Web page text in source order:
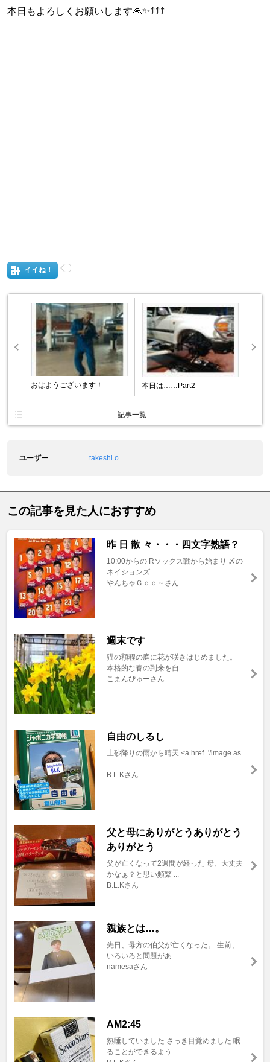
本日もよろしくお願いします🙏✨⤴⤴⤴
イイね！
おはようございます！ 本日は……Part2
記事一覧
ユーザー takeshi.o
この記事を見た人におすすめ
昨 日 散 々・・・四文字熟語？
10:00からの Rソックス戦から始まり 〆の
ネイションズ ...
やんちゃＧｅｅ～さん
週末です
猫の額程の庭に花が咲きはじめました。
本格的な春の到来を自 ...
こまんぴゅーさん
自由のしるし
土砂降りの雨から晴天 <a href='/image.as
B.L.Kさん
父と母にありがとうありがとう
ありがとう
父が亡くなって2週間が経った 母、大丈夫
かなぁ？と思い頻繁 ...
B.L.Kさん
親族とは…。
先日、母方の伯父が亡くなった。 生前、
いろいろと問題があ ...
namesaさん
AM2:45
熟睡していました さっき目覚めました 眠
ることができるよう ...